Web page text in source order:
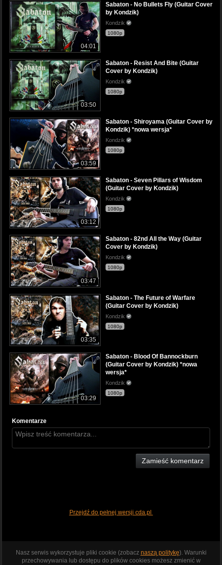
04:01
Sabaton - No Bullets Fly (Guitar Cover
by Kondzik)
Kondzik
1080p
03:50
Sabaton - Resist And Bite (Guitar
Cover by Kondzik)
Kondzik
1080p
03:59
Sabaton - Shiroyama (Guitar Cover by
Kondzik) *nowa wersja*
Kondzik
1080p
03:12
Sabaton - Seven Pillars of Wisdom
(Guitar Cover by Kondzik)
Kondzik
1080p
03:47
Sabaton - 82nd All the Way (Guitar
Cover by Kondzik)
Kondzik
1080p
03:35
Sabaton - The Future of Warfare
(Guitar Cover by Kondzik)
Kondzik
1080p
03:29
Sabaton - Blood Of Bannockburn
(Guitar Cover by Kondzik) *nowa
wersja*
Kondzik
1080p
Komentarze
Zamieść komentarz
Przejdź do pełnej wersji cda.pl
Nasz serwis wykorzystuje pliki cookie (zobacz naszą politykę). Warunki
przechowywania lub dostępu do plików cookies możesz zmienić w